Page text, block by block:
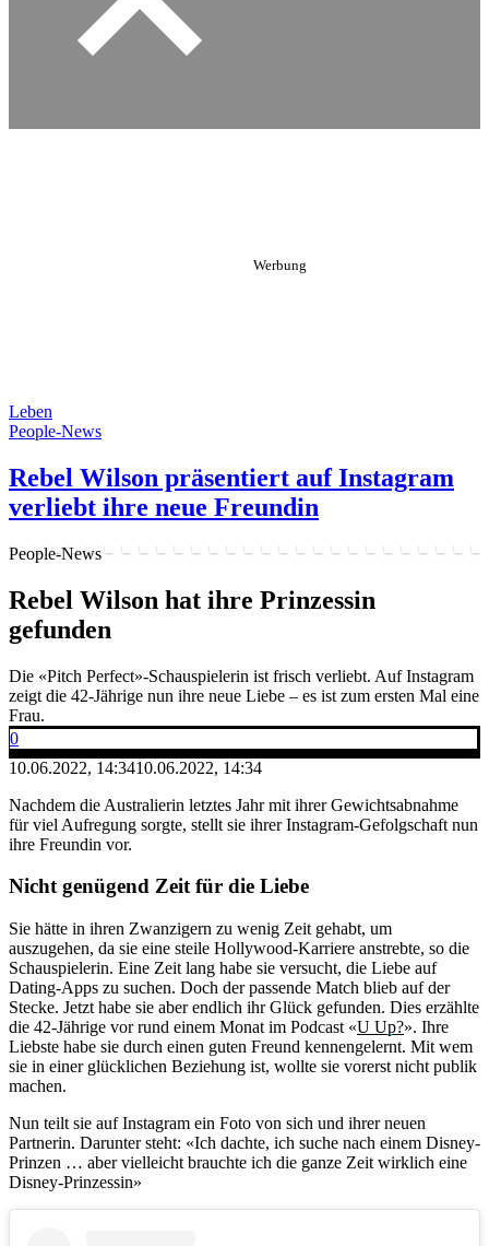
Leben
People-News
Rebel Wilson präsentiert auf Instagram
verliebt ihre neue Freundin
People-News
Rebel Wilson hat ihre Prinzessin
gefunden
Die «Pitch Perfect»-Schauspielerin ist frisch verliebt. Auf Instagram
zeigt die 42-Jährige nun ihre neue Liebe – es ist zum ersten Mal eine
Frau.
0
10.06.2022, 14:3410.06.2022, 14:34
Nachdem die Australierin letztes Jahr mit ihrer Gewichtsabnahme
für viel Aufregung sorgte, stellt sie ihrer Instagram-Gefolgschaft nun
ihre Freundin vor.
Nicht genügend Zeit für die Liebe
Sie hätte in ihren Zwanzigern zu wenig Zeit gehabt, um
auszugehen, da sie eine steile Hollywood-Karriere anstrebte, so die
Schauspielerin. Eine Zeit lang habe sie versucht, die Liebe auf
Dating-Apps zu suchen. Doch der passende Match blieb auf der
Stecke. Jetzt habe sie aber endlich ihr Glück gefunden. Dies erzählte
die 42-Jährige vor rund einem Monat im Podcast «U Up?». Ihre
Liebste habe sie durch einen guten Freund kennengelernt. Mit wem
sie in einer glücklichen Beziehung ist, wollte sie vorerst nicht publik
machen.
Nun teilt sie auf Instagram ein Foto von sich und ihrer neuen
Partnerin. Darunter steht: «Ich dachte, ich suche nach einem Disney-
Prinzen … aber vielleicht brauchte ich die ganze Zeit wirklich eine
Disney-Prinzessin»